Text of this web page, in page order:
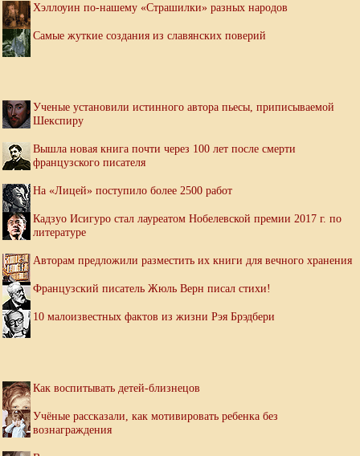
Хэллоуин по-нашему «Страшилки» разных народов
Самые жуткие создания из славянских поверий
Ученые установили истинного автора пьесы, приписываемой
Шекспиру
Вышла новая книга почти через 100 лет после смерти
французского писателя
На «Лицей» поступило более 2500 работ
Кадзуо Исигуро стал лауреатом Нобелевской премии 2017 г. по
литературе
Авторам предложили разместить их книги для вечного хранения
Французский писатель Жюль Верн писал стихи!
10 малоизвестных фактов из жизни Рэя Брэдбери
Как воспитывать детей-близнецов
Учёные рассказали, как мотивировать ребенка без
вознаграждения